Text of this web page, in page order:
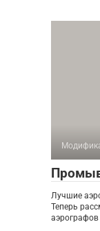
Лучшие
Теперь